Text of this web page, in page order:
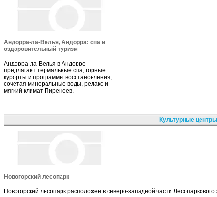
Андорра-ла-Велья, Андорра: спа и
оздоровительный туризм
Андорра-ла-Велья в Андорре
предлагает термальные спа, горные
курорты и программы восстановления,
сочетая минеральные воды, релакс и
мягкий климат Пиренеев.
Культурные
Новогорский лесопарк
Новогорский лесопарк расположен в северо-западной части